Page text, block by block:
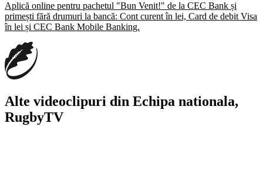
Aplică online pentru pachetul "Bun Venit!" de la CEC Bank și
primești fără drumuri la bancă: Cont curent în lei, Card de debit Visa
în lei și CEC Bank Mobile Banking.
Alte videoclipuri din Echipa nationala,
RugbyTV